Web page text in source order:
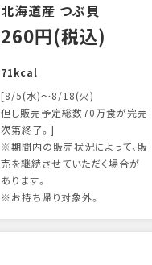
北海道産 つぶ貝
260円(税込)
71kcal
[8/5(水)～8/18(火)
但し販売予定総数70万食が完売
次第終了。]
※期間内の販売状況によって、販
売を継続させていただく場合が
あります。
※お持ち帰り対象外。